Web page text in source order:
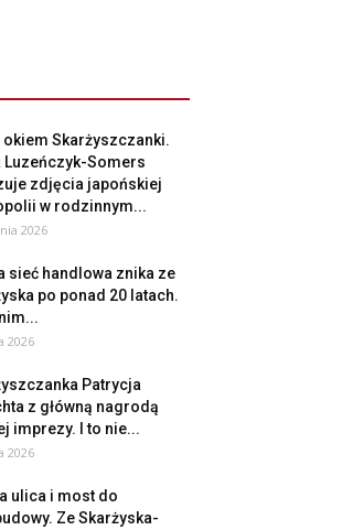
okiem Skarżyszczanki.
Luzeńczyk-Somers
zdjęcia japońskiej
w rodzinnym...
2026
sieć handlowa znika ze
po ponad 20 latach.
2026
Patrycja
z główną nagrodą
imprezy. I to nie...
2026
ulica i most do
Ze Skarżyska-